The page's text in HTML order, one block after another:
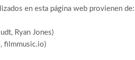
en esta página web provienen de:
Ryan Jones)
filmmusic.io)